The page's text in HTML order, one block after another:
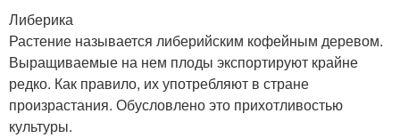
Либерика
Растение называется либерийским кофейным деревом.
Выращиваемые на нем плоды экспортируют крайне
редко. Как правило, их употребляют в стране
произрастания. Обусловлено это прихотливостью
культуры.